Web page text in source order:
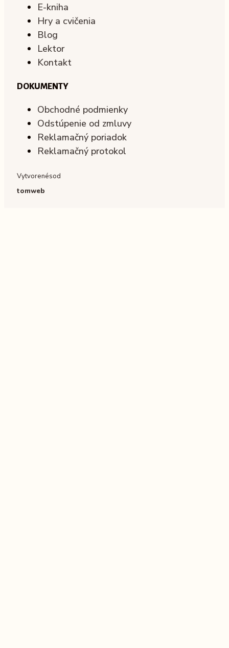
E-kniha
Hry a cvičenia
Blog
Lektor
Kontakt
DOKUMENTY
Obchodné podmienky
Odstúpenie od zmluvy
Reklamačný poriadok
Reklamačný protokol
Vytvorenésod
tomweb